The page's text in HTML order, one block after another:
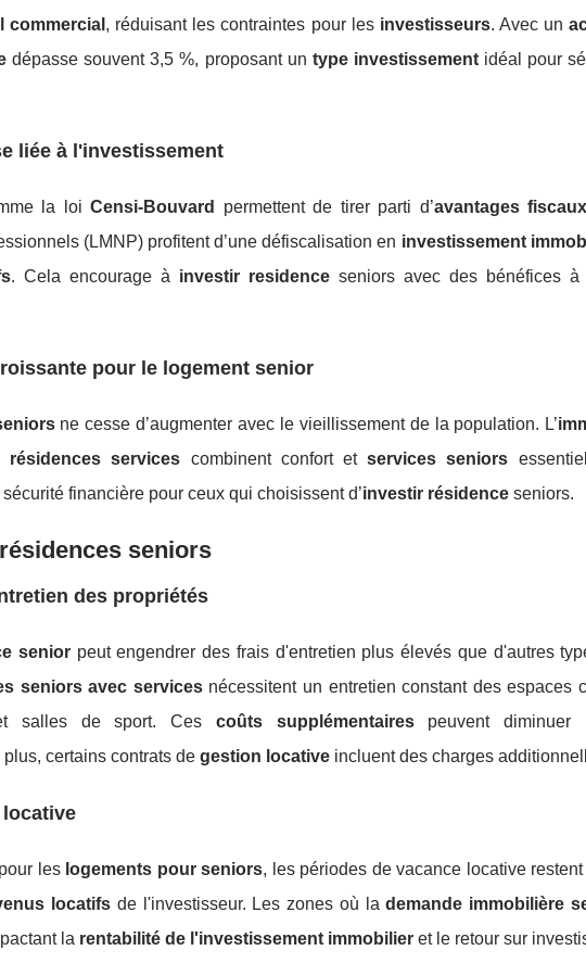
commercial , réduisant les contraintes pour les investisseurs. Avec un
dépasse souvent 3,5 %, proposant un type investissementidéal pour
liée à l'investissement
la loi Censi-Bouvard permettent de tirer parti d’avantages fiscaux
(LMNP) profitent d’une défiscalisation en investissement
. Cela encourage à investir residence seniors avec des bénéfices
pour le logement senior
ne cesse d’augmenter avec le vieillissement de la population. L’
résidences services combinent confort etservices seniors
financière pour ceux qui choisissent d’investir résidence seniors.
seniors
des propriétés
seniorpeut engendrer des frais d'entretien plus élevés que d'autres
seniors avec servicesnécessitent un entretien constant des espaces
salles de sport. Ces coûts supplémentairespeuvent diminuer
plus, certains contrats de gestion locative incluent des charges
locative
les logements pour seniors, les périodes de vacance locative
locatifs de l'investisseur. Les zones où lademande immobilière
la rentabilité de l'investissement immobilier et le retour sur